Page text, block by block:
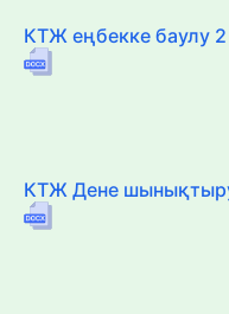
КТЖ еңбекке баулу
КТЖ Дене